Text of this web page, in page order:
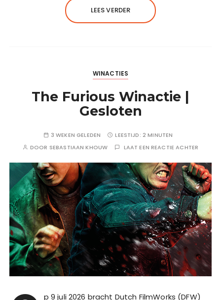
LEES VERDER
WINACTIES
The Furious Winactie |
Gesloten
3 WEKEN GELEDEN LEESTIJD: 2 MINUTEN
DOOR SEBASTIAAN KHOUW LAAT EEN REACTIE ACHTER
p 9 juli 2026 bracht Dutch FilmWorks (DFW)